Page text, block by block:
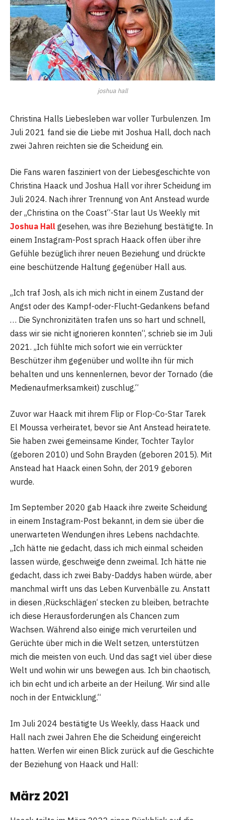
joshua hall
Christina Halls Liebesleben war voller Turbulenzen. Im
Juli 2021 fand sie die Liebe mit Joshua Hall, doch nach
zwei Jahren reichten sie die Scheidung ein.
Die Fans waren fasziniert von der Liebesgeschichte von
Christina Haack und Joshua Hall vor ihrer Scheidung im
Juli 2024. Nach ihrer Trennung von Ant Anstead wurde
der „Christina on the Coast“-Star laut Us Weekly mit
Joshua Hall gesehen, was ihre Beziehung bestätigte. In
einem Instagram-Post sprach Haack offen über ihre
Gefühle bezüglich ihrer neuen Beziehung und drückte
eine beschützende Haltung gegenüber Hall aus.
„Ich traf Josh, als ich mich nicht in einem Zustand der
Angst oder des Kampf-oder-Flucht-Gedankens befand
… Die Synchronizitäten trafen uns so hart und schnell,
dass wir sie nicht ignorieren konnten“, schrieb sie im Juli
2021. „Ich fühlte mich sofort wie ein verrückter
Beschützer ihm gegenüber und wollte ihn für mich
behalten und uns kennenlernen, bevor der Tornado (die
Medienaufmerksamkeit) zuschlug.“
Zuvor war Haack mit ihrem Flip or Flop-Co-Star Tarek
El Moussa verheiratet, bevor sie Ant Anstead heiratete.
Sie haben zwei gemeinsame Kinder, Tochter Taylor
(geboren 2010) und Sohn Brayden (geboren 2015). Mit
Anstead hat Haack einen Sohn, der 2019 geboren
wurde.
Im September 2020 gab Haack ihre zweite Scheidung
in einem Instagram-Post bekannt, in dem sie über die
unerwarteten Wendungen ihres Lebens nachdachte.
„Ich hätte nie gedacht, dass ich mich einmal scheiden
lassen würde, geschweige denn zweimal. Ich hätte nie
gedacht, dass ich zwei Baby-Daddys haben würde, aber
manchmal wirft uns das Leben Kurvenbälle zu. Anstatt
in diesen ‚Rückschlägen‘ stecken zu bleiben, betrachte
ich diese Herausforderungen als Chancen zum
Wachsen. Während also einige mich verurteilen und
Gerüchte über mich in die Welt setzen, unterstützen
mich die meisten von euch. Und das sagt viel über diese
Welt und wohin wir uns bewegen aus. Ich bin chaotisch,
ich bin echt und ich arbeite an der Heilung. Wir sind alle
noch in der Entwicklung.“
Im Juli 2024 bestätigte Us Weekly, dass Haack und
Hall nach zwei Jahren Ehe die Scheidung eingereicht
hatten. Werfen wir einen Blick zurück auf die Geschichte
der Beziehung von Haack und Hall:
März 2021